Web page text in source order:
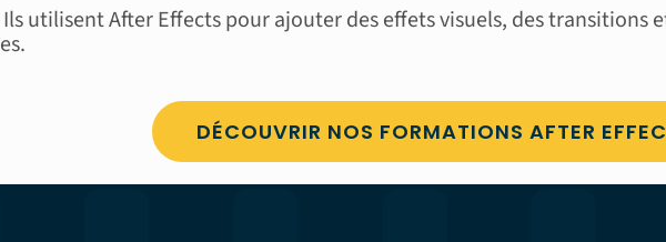
Ils utilisent After Effects pour ajouter des effets visuels, des transitions
DÉCOUVRIR NOS FORMATIONS AFTER